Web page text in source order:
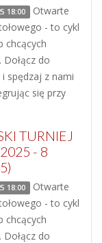
18:00 Otwarte
- to cykl
chcących
do
spędzaj z nami
się przy
TURNIEJ
- 8
18:00 Otwarte
- to cykl
chcących
do